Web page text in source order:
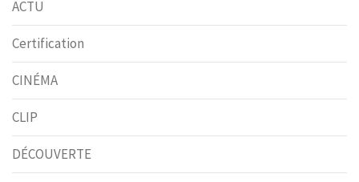
ACTU
Certification
CINÉMA
CLIP
DÉCOUVERTE